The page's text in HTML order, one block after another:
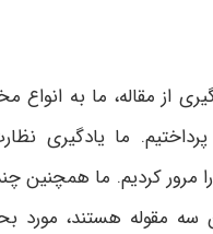
از مقاله، ما به انواع
ما یادگیری
مرور کردیم. ما همچنین
مقوله هستند، مورد